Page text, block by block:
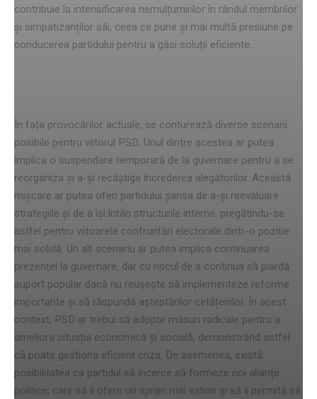
contribuie la intensificarea nemulțumirilor în rândul membrilor
și simpatizanților săi, ceea ce pune și mai multă presiune pe
conducerea partidului pentru a găsi soluții eficiente.
În fața provocărilor actuale, se conturează diverse scenarii
posibile pentru viitorul PSD. Unul dintre acestea ar putea
implica o suspendare temporară de la guvernare pentru a se
reorganiza și a-și recâștiga încrederea alegătorilor. Această
mișcare ar putea oferi partidului șansa de a-și reevaluare
strategiile și de a își întări structurile interne, pregătindu-se
astfel pentru viitoarele confruntări electorale dintr-o poziție
mai solidă. Un alt scenariu ar putea implica continuarea
prezenței la guvernare, dar cu riscul de a continua să piardă
suport popular dacă nu reușește să implementeze reforme
importante și să răspundă așteptărilor cetățenilor. În acest
context, PSD ar trebui să adopte măsuri radicale pentru a
ameliora situația economică și socială, demonstrând astfel
că poate gestiona eficient criza. De asemenea, există
posibilitatea ca partidul să încerce să formeze noi alianțe
politice, care să îi ofere un sprijin mai extins și să îi permită să